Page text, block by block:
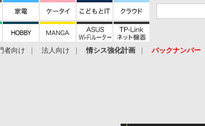
者向け 法人向け 情シス強化計画
バックナンバー